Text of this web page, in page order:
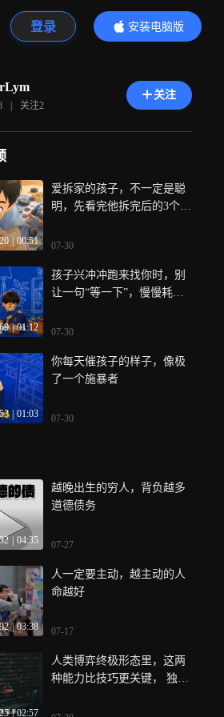
登录
安装电脑版
内容更精彩
| 关注2
关注
00:51
爱拆家的孩子，不一定是聪
明，先看完他拆完后的3个反
07-30
| 01:12
孩子兴冲冲跑来找你时，别
让一句“等一下”，慢慢耗光
07-30
01:03
你每天催孩子的样子，像极
了一个施暴者
07-30
04:35
越晚出生的穷人，背负越多
道德债务
07-27
| 03:38
人一定要主动，越主动的人
命越好
07-17
| 02:57
人类博弈终极形态里，这两
种能力比技巧更关键， 独立